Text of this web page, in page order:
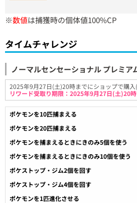
※数値は捕獲時の個体値100%CP
タイムチャレンジ
ノーマルセンセーショナル プレミア
2025年9月27日(土)20時までにショップで購入
リワード受取り期限：2025年9月27日(土)20時
ポケモンを10匹捕まえる
ポケモンを20匹捕まえる
ポケモンを捕まえるときにきのみ5個を使う
ポケモンを捕まえるときにきのみ10個を使う
ポケストップ・ジム2個を回す
ポケストップ・ジム4個を回す
ポケモンを1匹進化させる